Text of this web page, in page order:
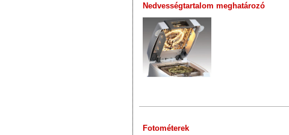
Nedvességtartalom meghatározó
Fotométerek